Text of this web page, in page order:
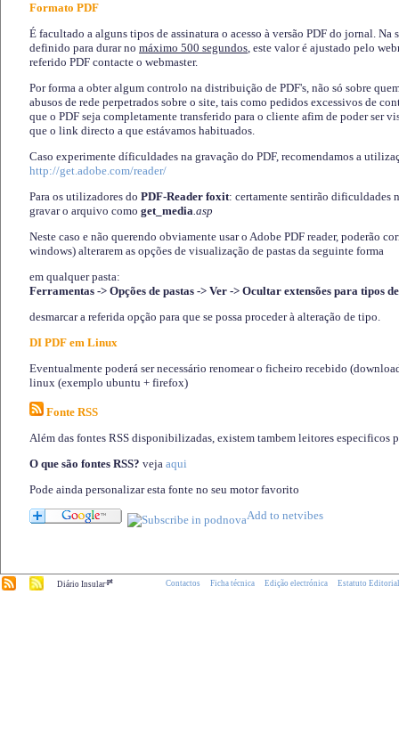
Formato PDF
É facultado a alguns tipos de assinatura o acesso à versão PDF do jornal. Na
definido para durar no máximo 500 segundos, este valor é ajustado pelo
referido PDF contacte o webmaster.
Por forma a obter algum controlo na distribuição de PDF's, não só sobre
abusos de rede perpetrados sobre o site, tais como pedidos excessivos de
que o PDF seja completamente transferido para o cliente afim de poder ser
que o link directo a que estávamos habituados.
Caso experimente díficuldades na gravação do PDF, recomendamos a
http://get.adobe.com/reader/
Para os utilizadores do PDF-Reader foxit: certamente sentirão dificuldades
gravar o arquivo como get_media.asp
Neste caso e não querendo obviamente usar o Adobe PDF reader, poderão
windows) alterarem as opções de visualização de pastas da seguinte forma
em qualquer pasta:
Ferramentas -> Opções de pastas -> Ver -> Ocultar extensões para tipos
desmarcar a referida opção para que se possa proceder à alteração de tipo.
DI PDF em Linux
Eventualmente poderá ser necessário renomear o ficheiro recebido
linux (exemplo ubuntu + firefox)
Fonte RSS
Além das fontes RSS disponibilizadas, existem tambem leitores especificos
O que são fontes RSS? veja aqui
Pode ainda personalizar esta fonte no seu motor favorito
Diário Insular.pt Contactos Ficha técnica Edição electrónica Estatuto Editorial